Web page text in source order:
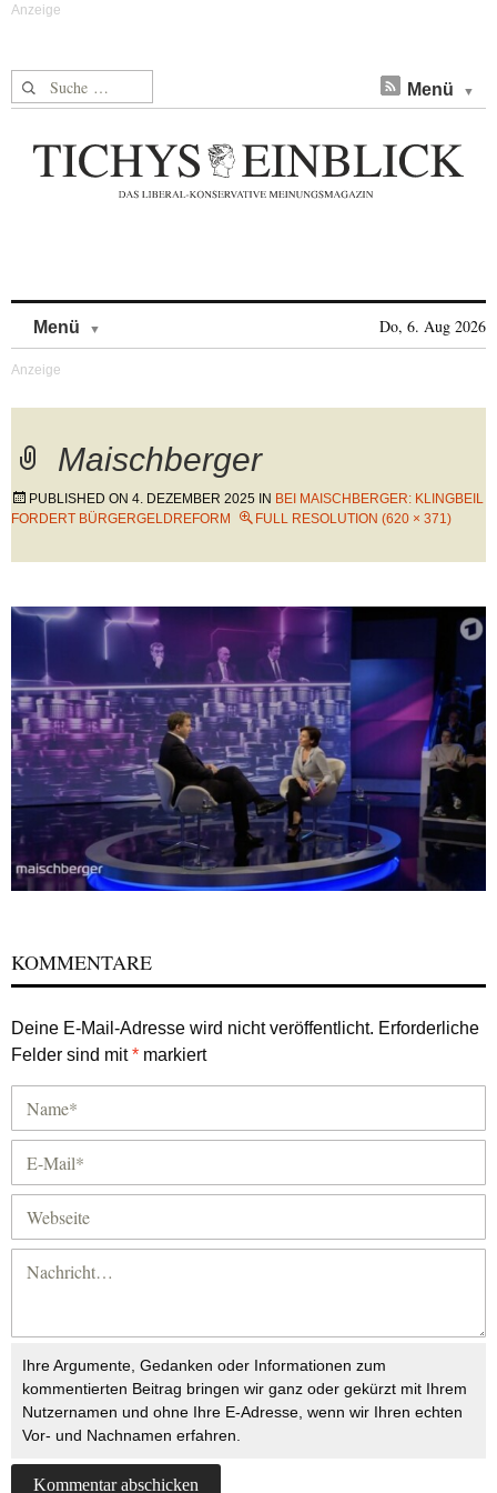
Suche nach: Menü
Menü Do, 6. Aug 2026
Maischberger
PUBLISHED ON 4. DEZEMBER 2025 IN BEI MAISCHBERGER: KLINGBEIL
FORDERT BÜRGERGELDREFORM
FULL RESOLUTION (620 × 371)
KOMMENTARE
Deine E-Mail-Adresse wird nicht veröffentlicht. Erforderliche
Felder sind mit* markiert
Ihre Argumente, Gedanken oder Informationen zum
kommentierten Beitrag bringen wir ganz oder gekürzt mit Ihrem
Nutzernamen und ohne Ihre E-Adresse, wenn wir Ihren echten
Vor- und Nachnamen erfahren.